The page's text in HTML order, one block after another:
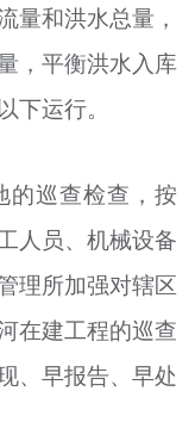
量和洪水总量，
，平衡洪水入库
运行。
巡查检查，按
人员、机械设备
理所加强对辖区
在建工程的巡查
、早报告、早处